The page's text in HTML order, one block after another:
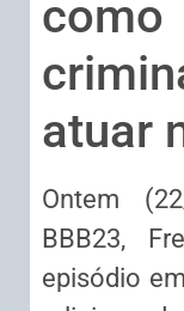
atuar
Ontem
BBB23,
episódio